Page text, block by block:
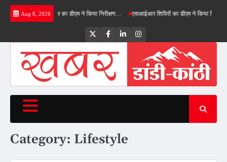
Skip
Aug 8, 2026
बाईपास का डीएम ने किया निरीक्षण… एसआईआर शिविरों का डीएम ने किया निरीक्षण,
TwitterFacebookLinkedInInstagram
Category: Lifestyle